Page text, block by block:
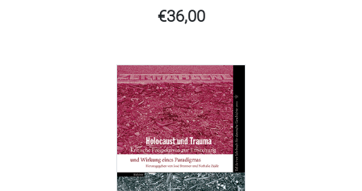
€36,00